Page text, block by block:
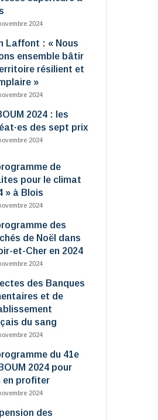
2024
Laffont : « Nous
ensemble bâtir
résilient et
»
2024
2024 : les
des sept prix
2024
de
pour le climat
» à Blois
2024
des
de Noël dans
et-Cher en 2024
2024
des Banques
et de
du sang
2024
du 41e
2024 pour
en profiter
2024
des